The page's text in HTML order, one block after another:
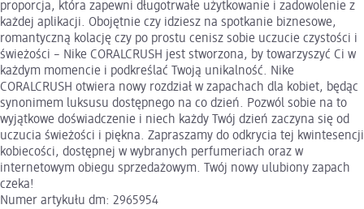
proporcja, która zapewni długotrwałe użytkowanie i zadowolenie z
każdej aplikacji. Obojętnie czy idziesz na spotkanie biznesowe,
romantyczną kolację czy po prostu cenisz sobie uczucie czystości i
świeżości – Nike CORALCRUSH jest stworzona, by towarzyszyć Ci w
każdym momencie i podkreślać Twoją unikalność. Nike
CORALCRUSH otwiera nowy rozdział w zapachach dla kobiet, będąc
synonimem luksusu dostępnego na co dzień. Pozwól sobie na to
wyjątkowe doświadczenie i niech każdy Twój dzień zaczyna się od
uczucia świeżości i piękna. Zapraszamy do odkrycia tej kwintesencji
kobiecości, dostępnej w wybranych perfumeriach oraz w
internetowym obiegu sprzedażowym. Twój nowy ulubiony zapach
czeka!
Numer artykułu dm: 2965954